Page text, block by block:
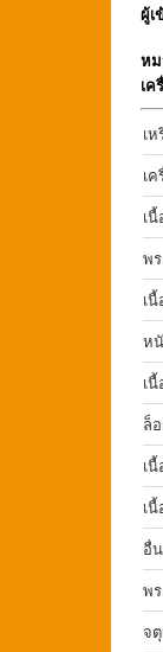
ผู้เ
หม
เค
เ
เค
เนื้
พ
เ
ห
เ
ล็
เ
เ
อื่
พ
จ